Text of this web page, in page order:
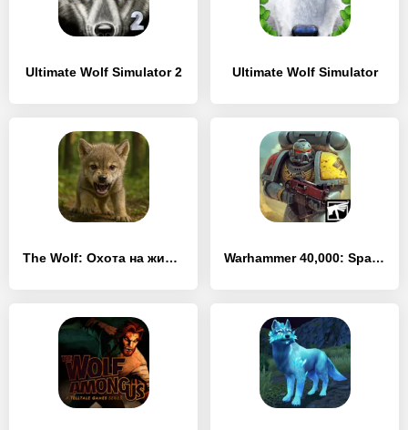
Ultimate Wolf Simulator 2 Ultimate Wolf Simulator
The Wolf: Охота на животных Warhammer 40,000: Space Wolf